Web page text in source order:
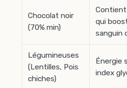
Chocolat noir
(70% min)
qui
sanguin
Légumineuses
(Lentilles, Pois
chiches)
Énergie
index